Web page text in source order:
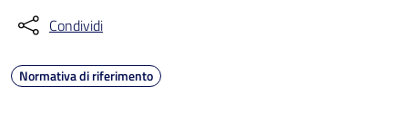
Condividi
Normativa di riferimento